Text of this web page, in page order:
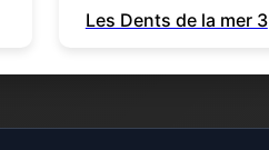
Les Dents de la mer 3